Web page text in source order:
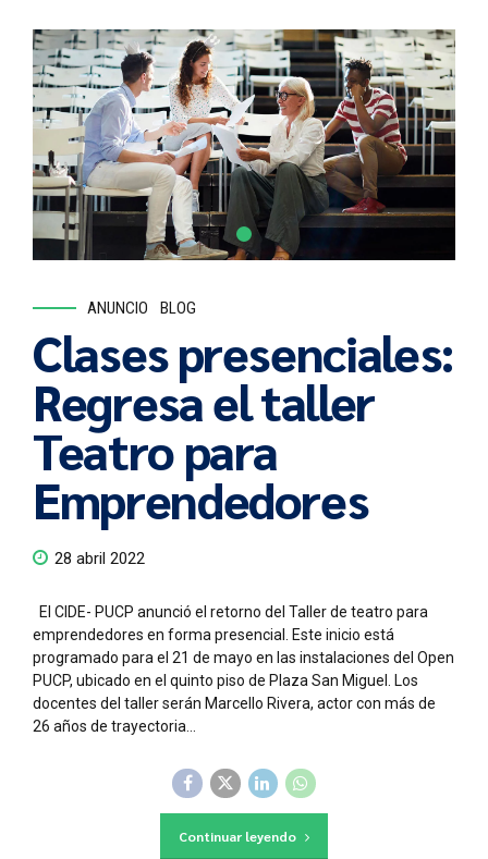
ANUNCIO BLOG
Clases presenciales:
Regresa el taller
Teatro para
Emprendedores
28 abril 2022
El CIDE- PUCP anunció el retorno del Taller de teatro para
emprendedores en forma presencial. Este inicio está
programado para el 21 de mayo en las instalaciones del Open
PUCP, ubicado en el quinto piso de Plaza San Miguel. Los
docentes del taller serán Marcello Rivera, actor con más de
26 años de trayectoria...
Continuar leyendo